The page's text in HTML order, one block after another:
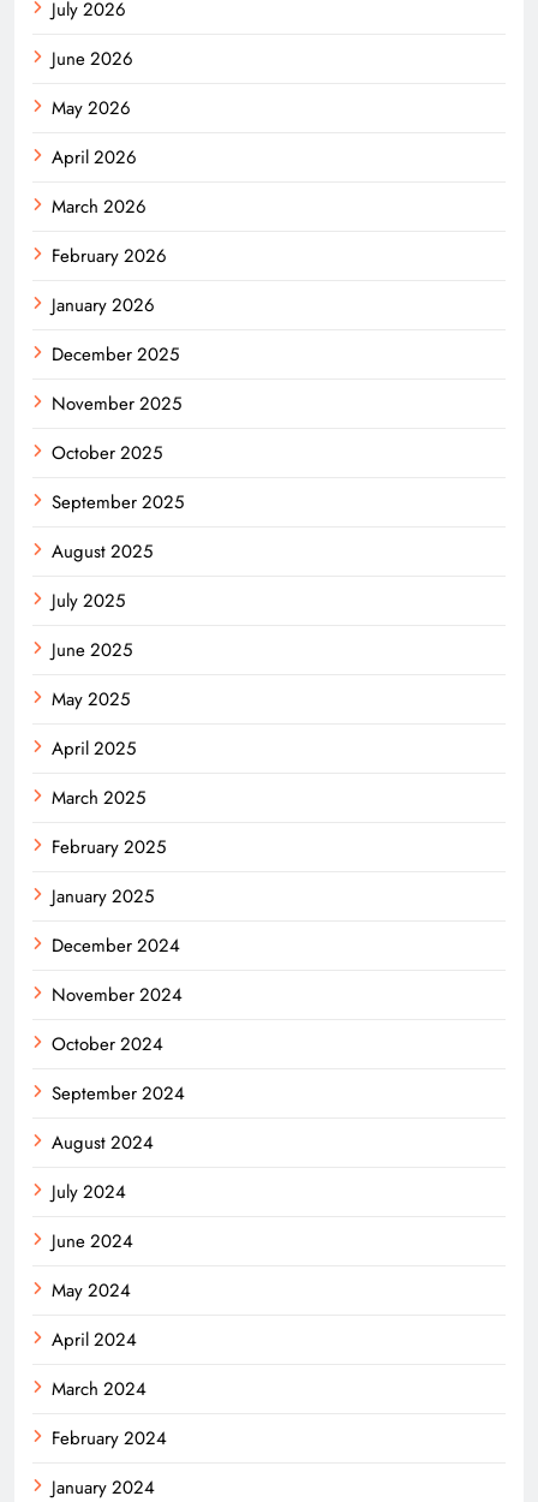
July 2026
June 2026
May 2026
April 2026
March 2026
February 2026
January 2026
December 2025
November 2025
October 2025
September 2025
August 2025
July 2025
June 2025
May 2025
April 2025
March 2025
February 2025
January 2025
December 2024
November 2024
October 2024
September 2024
August 2024
July 2024
June 2024
May 2024
April 2024
March 2024
February 2024
January 2024